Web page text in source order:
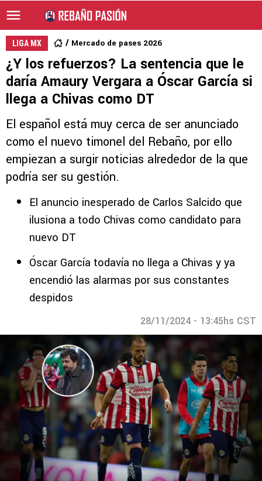
LIGA MX Mercado de pases 2026
¿Y los refuerzos? La sentencia que le
daría Amaury Vergara a Óscar García si
llega a Chivas como DT
El español está muy cerca de ser anunciado
como el nuevo timonel del Rebaño, por ello
empiezan a surgir noticias alrededor de la que
podría ser su gestión.
El anuncio inesperado de Carlos Salcido que
ilusiona a todo Chivas como candidato para
nuevo DT
Óscar García todavía no llega a Chivas y ya
encendió las alarmas por sus constantes
despidos
28/11/2024 - 13:45hs CST